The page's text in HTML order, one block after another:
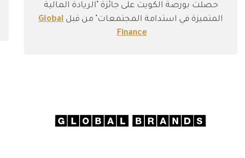
حصلت بورصة الكويت على جائزة "الريادة المالية
المتميزة في استدامة المجتمعات" من قبل Global
Finance